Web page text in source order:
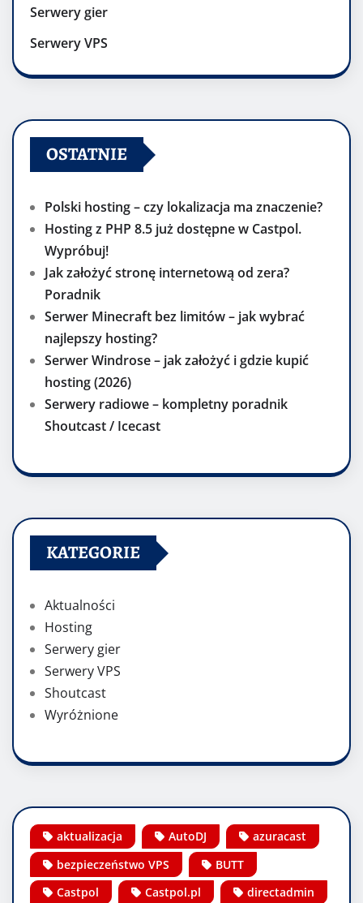
Serwery gier
Serwery VPS
OSTATNIE
Polski hosting – czy lokalizacja ma znaczenie?
Hosting z PHP 8.5 już dostępne w Castpol.
Wypróbuj!
Jak założyć stronę internetową od zera?
Poradnik
Serwer Minecraft bez limitów – jak wybrać
najlepszy hosting?
Serwer Windrose – jak założyć i gdzie kupić
hosting (2026)
Serwery radiowe – kompletny poradnik
Shoutcast / Icecast
KATEGORIE
Aktualności
Hosting
Serwery gier
Serwery VPS
Shoutcast
Wyróżnione
aktualizacja AutoDJ
azuracast
bezpieczeństwo VPS
BUTT
Castpol
Castpol.pl
directadmin